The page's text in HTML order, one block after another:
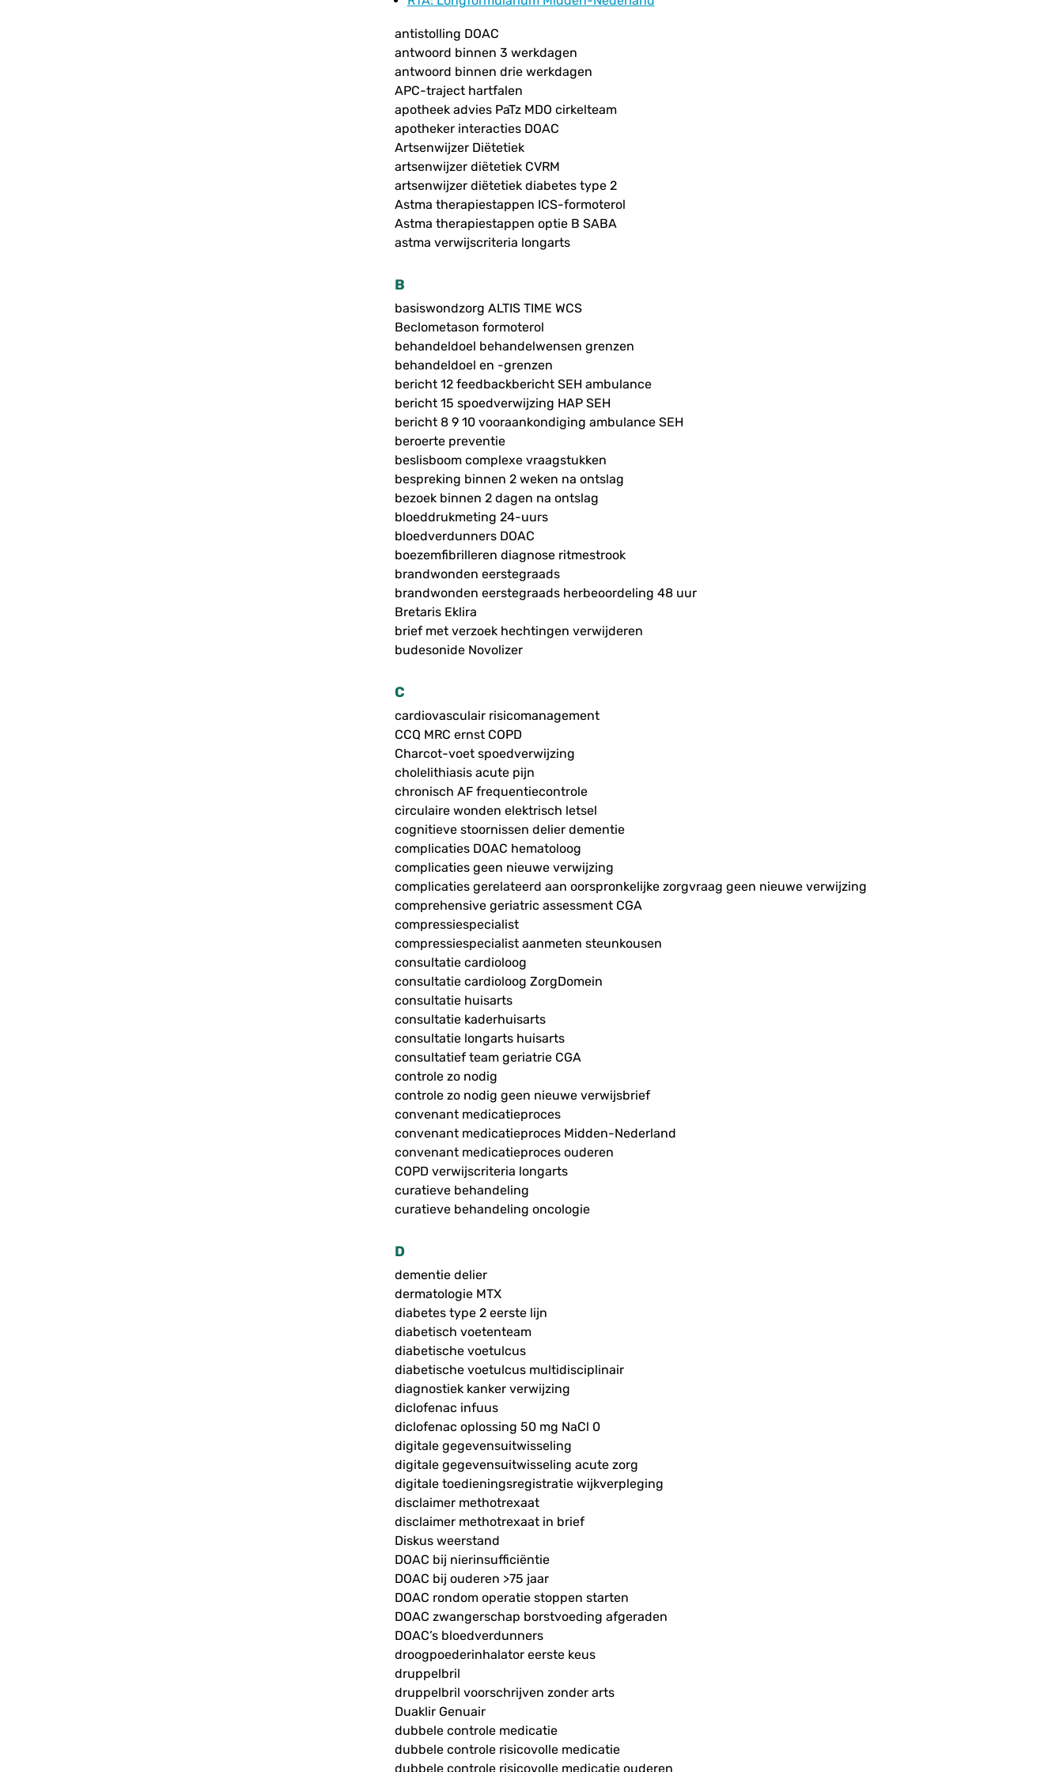
antistolling DOAC
antwoord binnen 3 werkdagen
antwoord binnen drie werkdagen
APC-traject hartfalen
apotheek advies PaTz MDO cirkelteam
apotheker interacties DOAC
Artsenwijzer Diëtetiek
artsenwijzer diëtetiek CVRM
artsenwijzer diëtetiek diabetes type 2
Astma therapiestappen ICS-formoterol
Astma therapiestappen optie B SABA
astma verwijscriteria longarts
B
basiswondzorg ALTIS TIME WCS
Beclometason formoterol
behandeldoel behandelwensen grenzen
behandeldoel en -grenzen
bericht 12 feedbackbericht SEH ambulance
bericht 15 spoedverwijzing HAP SEH
bericht 8 9 10 vooraankondiging ambulance SEH
beroerte preventie
beslisboom complexe vraagstukken
bespreking binnen 2 weken na ontslag
bezoek binnen 2 dagen na ontslag
bloeddrukmeting 24-uurs
bloedverdunners DOAC
boezemfibrilleren diagnose ritmestrook
brandwonden eerstegraads
brandwonden eerstegraads herbeoordeling 48 uur
Bretaris Eklira
brief met verzoek hechtingen verwijderen
budesonide Novolizer
C
cardiovasculair risicomanagement
CCQ MRC ernst COPD
Charcot-voet spoedverwijzing
cholelithiasis acute pijn
chronisch AF frequentiecontrole
circulaire wonden elektrisch letsel
cognitieve stoornissen delier dementie
complicaties DOAC hematoloog
complicaties geen nieuwe verwijzing
complicaties gerelateerd aan oorspronkelijke zorgvraag geen nieuwe verwijzing
comprehensive geriatric assessment CGA
compressiespecialist
compressiespecialist aanmeten steunkousen
consultatie cardioloog
consultatie cardioloog ZorgDomein
consultatie huisarts
consultatie kaderhuisarts
consultatie longarts huisarts
consultatief team geriatrie CGA
controle zo nodig
controle zo nodig geen nieuwe verwijsbrief
convenant medicatieproces
convenant medicatieproces Midden-Nederland
convenant medicatieproces ouderen
COPD verwijscriteria longarts
curatieve behandeling
curatieve behandeling oncologie
D
dementie delier
dermatologie MTX
diabetes type 2 eerste lijn
diabetisch voetenteam
diabetische voetulcus
diabetische voetulcus multidisciplinair
diagnostiek kanker verwijzing
diclofenac infuus
diclofenac oplossing 50 mg NaCl 0
digitale gegevensuitwisseling
digitale gegevensuitwisseling acute zorg
digitale toedieningsregistratie wijkverpleging
disclaimer methotrexaat
disclaimer methotrexaat in brief
Diskus weerstand
DOAC bij nierinsufficiëntie
DOAC bij ouderen >75 jaar
DOAC rondom operatie stoppen starten
DOAC zwangerschap borstvoeding afgeraden
DOAC’s bloedverdunners
droogpoederinhalator eerste keus
druppelbril
druppelbril voorschrijven zonder arts
Duaklir Genuair
dubbele controle medicatie
dubbele controle risicovolle medicatie
dubbele controle risicovolle medicatie ouderen